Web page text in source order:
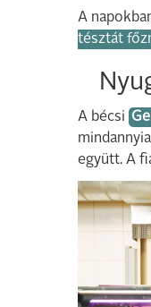
A
tésztát
A bécsi
együtt. A